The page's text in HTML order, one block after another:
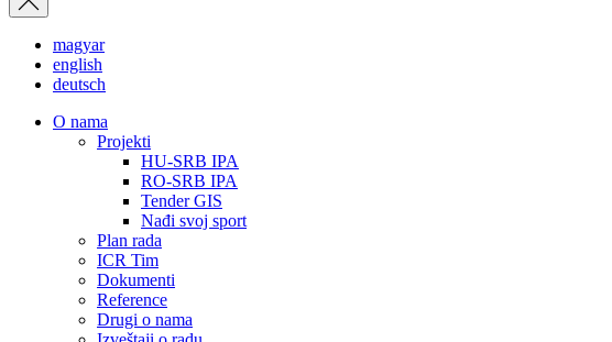
magyar
english
deutsch
О nama
Projekti
HU-SRB IPA
RO-SRB IPA
Tender GIS
Nađi svoj sport
Plan rada
ICR Tim
Dokumenti
Reference
Drugi o nama